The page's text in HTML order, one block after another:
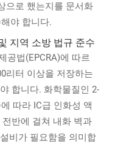
으로 했는지를 문서화
야 합니다.
지역 소방 법규 준수
공법(EPCRA)에 따르
리터 이상을 저장하는
합니다. 화학물질인 2-
따라 IC급 인화성 액
반에 걸쳐 내화 벽과
비가 필요함을 의미합